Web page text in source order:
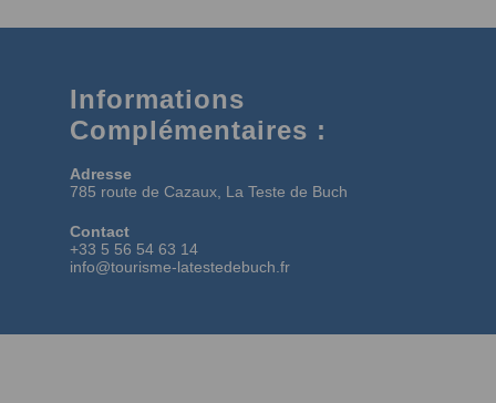
Informations
Complémentaires :
Adresse
785 route de Cazaux, La Teste de Buch
Contact
+33 5 56 54 63 14
info@tourisme-latestedebuch.fr